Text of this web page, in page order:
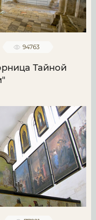
94763
Тайной